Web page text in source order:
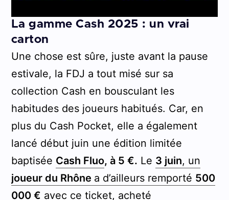
La gamme Cash 2025 : un vrai
carton
Une chose est sûre, juste avant la pause
estivale, la FDJ a tout misé sur sa
collection Cash en bousculant les
habitudes des joueurs habitués. Car, en
plus du Cash Pocket, elle a également
lancé début juin une édition limitée
baptisée Cash Fluo, à 5 €. Le 3 juin, un
joueur du Rhône a d’ailleurs remporté 500
000 € avec ce ticket, acheté